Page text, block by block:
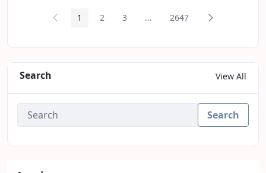
Page Précédente
Page
1 Page
2 Page
3 ...Pages intermédiaires
Page
2647 Prochaine
Search View All
Search